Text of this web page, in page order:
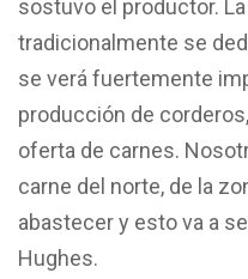
sostuvo el productor.
tradicionalmente se
se verá fuertemente
producción de
oferta de carnes.
carne del norte, de la
abastecer y esto va a
Hughes.